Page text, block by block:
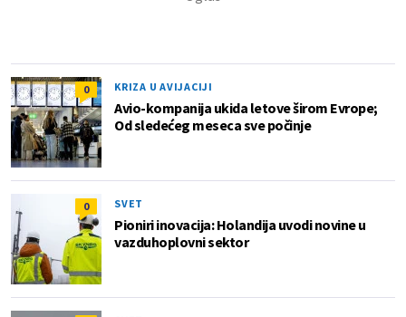
0 KRIZA U AVIJACIJI
Avio-kompanija ukida letove širom Evrope;
Od sledećeg meseca sve počinje
0 SVET
Pioniri inovacija: Holandija uvodi novine u
vazduhoplovni sektor